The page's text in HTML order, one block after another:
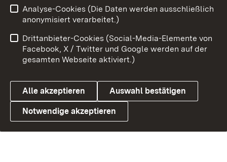
Link zum Landesportal
Analyse-Cookies (Die Daten werden ausschließlich
anonymisiert verarbeitet.)
Drittanbieter-Cookies (Social-Media-Elemente von
Facebook, X / Twitter und Google werden auf der
gesamten Webseite aktiviert.)
Alle akzeptieren Auswahl bestätigen
Notwendige akzeptieren